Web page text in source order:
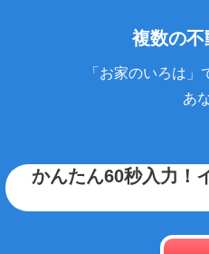
複数の不
「お家のいろは
あ
かんたん60秒入力！